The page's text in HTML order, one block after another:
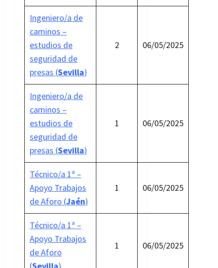
Ingeniero/a de
caminos –
estudios de
seguridad de
presas (Sevilla)
2 06/05/2025
Ingeniero/a de
caminos –
estudios de
seguridad de
presas (Sevilla)
1 06/05/2025
Técnico/a 1ª –
Apoyo Trabajos
de Aforo (Jaén)
1 06/05/2025
Técnico/a 1ª –
Apoyo Trabajos
de Aforo
(Sevilla)
1 06/05/2025